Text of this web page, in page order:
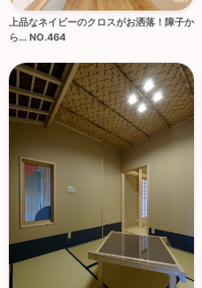
上品なネイビーのクロスがお洒落！障子か
ら... NO.464